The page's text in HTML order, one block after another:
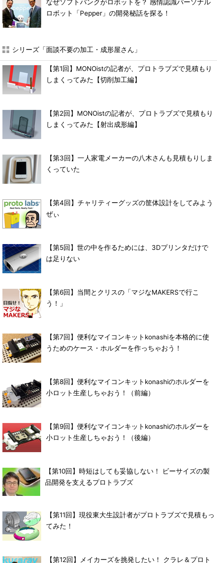
なぜソフトバンクがロボットを？ 感情認識パーソナル
ロボット「Pepper」の開発秘話を探る！
シリーズ「面談不要の加工・成形屋さん」
【第1回】MONOistの記者が、プロトラブズで見積もり
しまくってみた【切削加工編】
【第2回】MONOistの記者が、プロトラブズで見積もり
しまくってみた【射出成形編】
【第3回】一人家電メーカーの八木さんも見積もりしま
くっていた
【第4回】チャリティーグッズの筐体設計をしてみよう
ぜぃ
【第5回】世の中を作るためには、3Dプリンタだけで
は足りない
【第6回】当間とクリスの「マジなMAKERSで行こ
う！」
【第7回】便利なマイコンキットkonashiを本格的に使
うためのケース・ホルダーを作っちゃおう！
【第8回】便利なマイコンキットkonashiのホルダーを
小ロット生産しちゃおう！（前編）
【第9回】便利なマイコンキットkonashiのホルダーを
小ロット生産しちゃおう！（後編）
【第10回】時短はしても妥協しない！ ビーサイズの製
品開発を支えるプロトラブズ
【第11回】現役東大生設計者がプロトラブズで見積もっ
てみた！
【第12回】メイカーズを挑発したい！ クラレ＆プロト